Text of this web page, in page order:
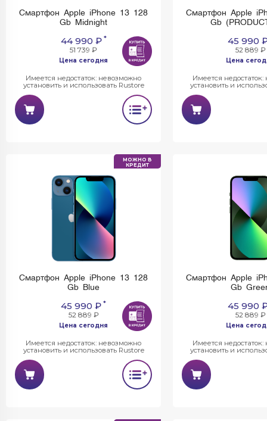
Смартфон Apple iPhone 13 128
Gb Midnight
44 990 ₽*
51 739 ₽
Цена сегодня
Имеется недостаток: невозможно
установить и использовать Rustore
Смартфон Apple
Gb
45 990
52 889 ₽
Цена
Имеется
установить и
МОЖНО В
КРЕДИТ
Смартфон Apple iPhone 13 128
Gb Blue
45 990 ₽ *
52 889 ₽
Цена сегодня
Имеется недостаток: невозможно
установить и использовать Rustore
Смартфон Apple
Gb
45 990
52 889 ₽
Цена
Имеется
установить и